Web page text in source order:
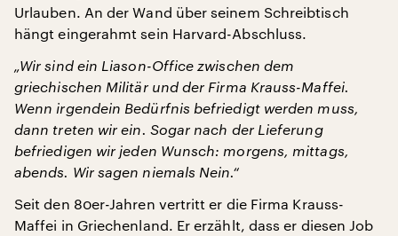
Urlauben. An der Wand über seinem Schreibtisch
hängt eingerahmt sein Harvard-Abschluss.
„Wir sind ein Liason-Office zwischen dem
griechischen Militär und der Firma Krauss-Maffei.
Wenn irgendein Bedürfnis befriedigt werden muss,
dann treten wir ein. Sogar nach der Lieferung
befriedigen wir jeden Wunsch: morgens, mittags,
abends. Wir sagen niemals Nein.“
Seit den 80er-Jahren vertritt er die Firma Krauss-
Maffei in Griechenland. Er erzählt, dass er diesen Job